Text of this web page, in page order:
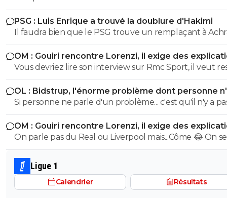
PSG : Luis Enrique a trouvé la doublure d'Hakimi
Il faudra bien que le PSG trouve un remplaçant à
Hakimi... vu qu'il risque de se retrouver en prison pour
durant cette saison.
OM : Gouiri rencontre Lorenzi, il exige des
Vous devriez lire son interview sur Rmc Sport, il veut
l'OM et n'a pas l'intention de partir.
OL : Bidstrup, l'énorme problème dont personne
parler
Si personne ne parle d'un problème... c'est qu'il n'y a
problème. ^^
OM : Gouiri rencontre Lorenzi, il exige des
On parle pas du Real ou Liverpool mais...Côme 😂 On
mec qui souhaite absolument partir de ce club de
baltringue
Ligue 1
Calendrier Résultats